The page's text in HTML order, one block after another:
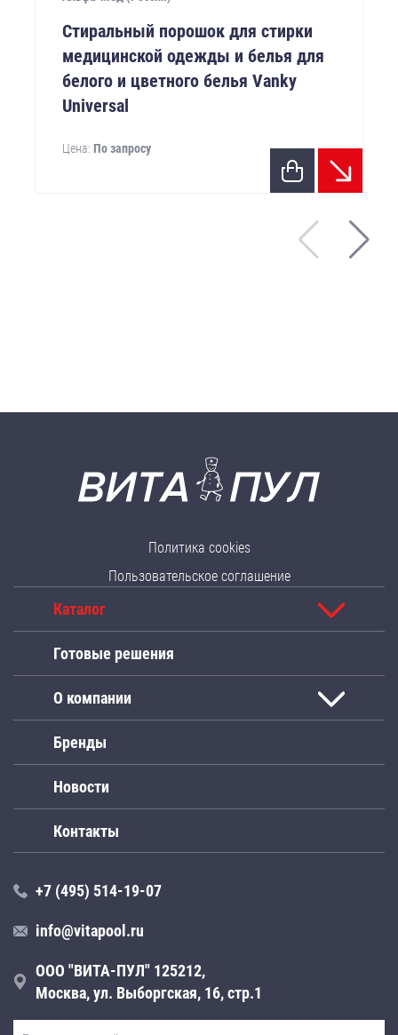
Стиральный порошок для стирки
медицинской одежды и белья для
белого и цветного белья Vanky
Universal
Цена: По запросу
Политика cookies
Пользовательское соглашение
Каталог
Готовые решения
О компании
Бренды
Новости
Контакты
+7 (495) 514-19-07
info@vitapool.ru
ООО "ВИТА-ПУЛ" 125212,
Москва, ул. Выборгская, 16, стр.1